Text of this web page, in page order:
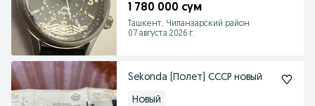
1 780 000 сум
Ташкент, Чиланзарский район
07 августа 2026 г.
Sekonda (Полет) СССР новый
Новый